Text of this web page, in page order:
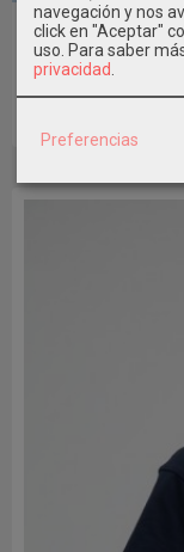
navegación y nos
click en "Aceptar"
uso. Para saber
privacidad
Preferencias